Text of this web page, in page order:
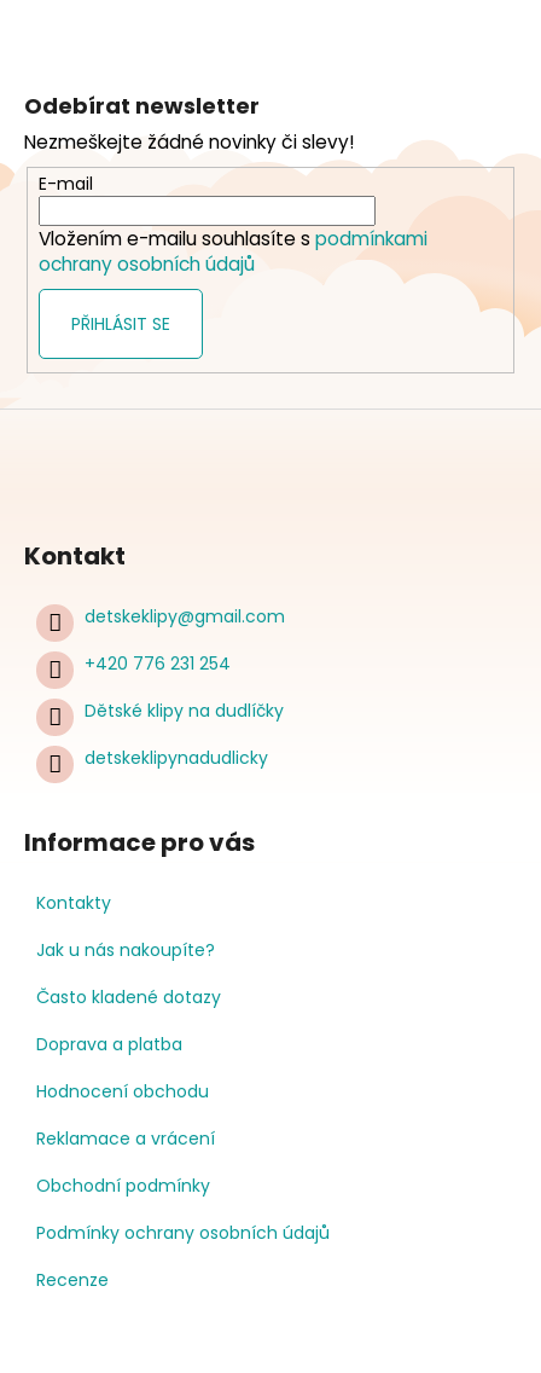
a
t
Odebírat newsletter
Nezmeškejte žádné novinky či slevy!
E-mail
Vložením e-mailu souhlasíte s podmínkami
ochrany osobních údajů
PŘIHLÁSIT SE
Kontakt
detskeklipy@gmail.com
+420 776 231 254
Dětské klipy na dudlíčky
detskeklipynadudlicky
Informace pro vás
Kontakty
Jak u nás nakoupíte?
Často kladené dotazy
Doprava a platba
Hodnocení obchodu
Reklamace a vrácení
Obchodní podmínky
Podmínky ochrany osobních údajů
Recenze